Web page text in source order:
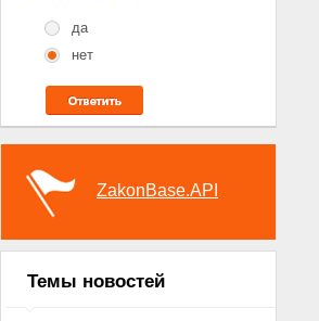
да
нет
ZakonBase.API
Темы новостей